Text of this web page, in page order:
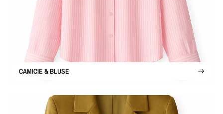
CAMICIE & BLUSE